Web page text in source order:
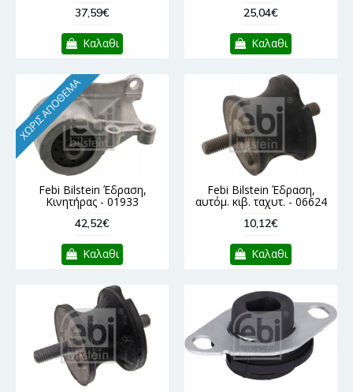
37,59€
Καλαθι
25,04€
Καλαθι
ΧΩΡΊΣ ΑΠΌΘΕΜΑ
Febi Bilstein Έδραση,
Κινητήρας - 01933
42,52€
Καλαθι
Febi Bilstein Έδραση,
αυτόμ. κιβ. ταχυτ. - 06624
10,12€
Καλαθι